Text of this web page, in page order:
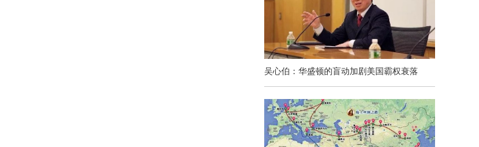
吴心伯：华盛顿的盲动加剧美国霸权衰落